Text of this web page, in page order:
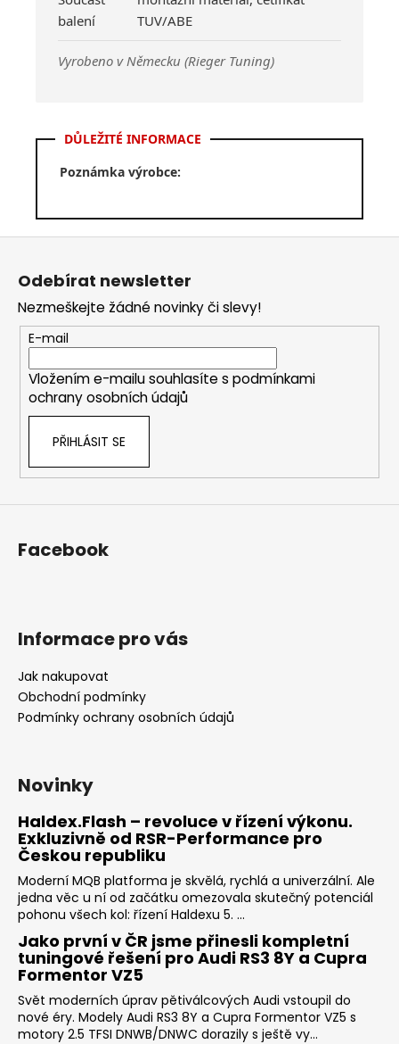
balení
TUV/ABE
Vyrobeno v Německu (Rieger Tuning)
DŮLEŽITÉ INFORMACE
Poznámka výrobce:
Z
Odebírat newsletter
Nezmeškejte žádné novinky či slevy!
E-mail
Vložením e-mailu souhlasíte s podmínkami
ochrany osobních údajů
PŘIHLÁSIT SE
Facebook
Informace pro vás
Jak nakupovat
Obchodní podmínky
Podmínky ochrany osobních údajů
Novinky
Haldex.Flash – revoluce v řízení výkonu.
Exkluzivně od RSR-Performance pro
Českou republiku
Moderní MQB platforma je skvělá, rychlá a univerzální. Ale
jedna věc u ní od začátku omezovala skutečný potenciál
pohonu všech kol: řízení Haldexu 5. ...
Jako první v ČR jsme přinesli kompletní
tuningové řešení pro Audi RS3 8Y a Cupra
Formentor VZ5
Svět moderních úprav pětiválcových Audi vstoupil do
nové éry. Modely Audi RS3 8Y a Cupra Formentor VZ5 s
motory 2.5 TFSI DNWB/DNWC dorazily s ještě vy...